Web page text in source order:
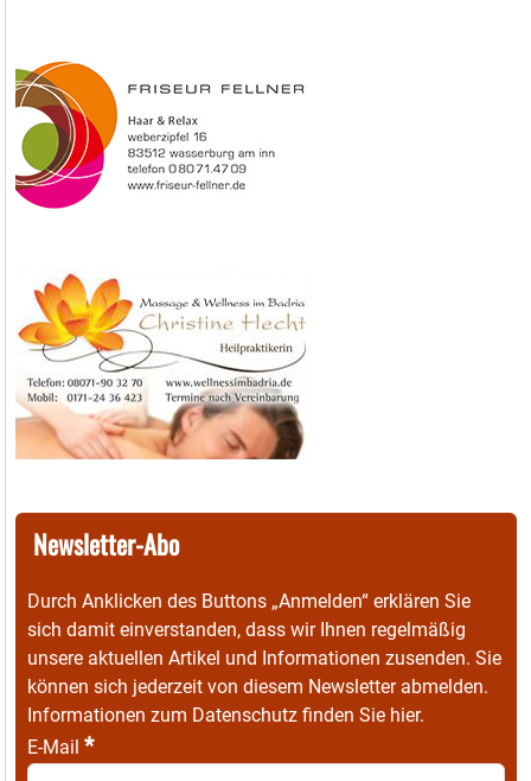
Newsletter-Abo
Durch Anklicken des Buttons „Anmelden“ erklären Sie
sich damit einverstanden, dass wir Ihnen regelmäßig
unsere aktuellen Artikel und Informationen zusenden. Sie
können sich jederzeit von diesem Newsletter abmelden.
Informationen zum Datenschutz finden Sie hier.
E-Mail *